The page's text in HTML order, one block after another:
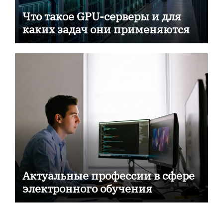
Что такое GPU-серверы и для
каких задач они применяются
Актуальные профессии в сфере
электронного обучения